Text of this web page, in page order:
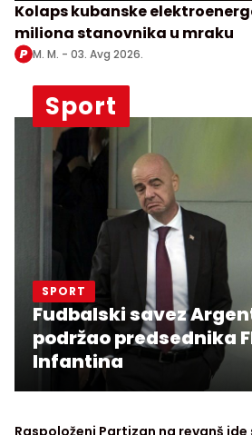
Kolaps kubanske
miliona stanovnika u mraku
M. M. - 03. Avg 2026.
Sport
SPORT
Fudbalski savez
podržao predsednika
Infantina